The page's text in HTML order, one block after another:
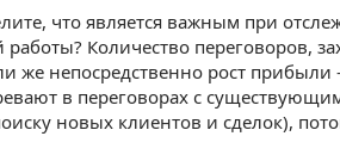
что является важным при
работы? Количество переговоров,
же непосредственно рост
в переговорах с
новых клиентов и сделок),